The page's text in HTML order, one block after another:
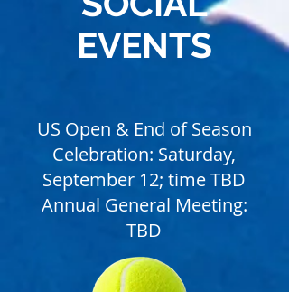
EVENTS
US Open & End of Season
Celebration: Saturday,
September 12; time TBD
Annual General Meeting:
TBD